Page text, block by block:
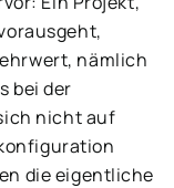
nämlich
bei der
nicht auf
die eigentliche